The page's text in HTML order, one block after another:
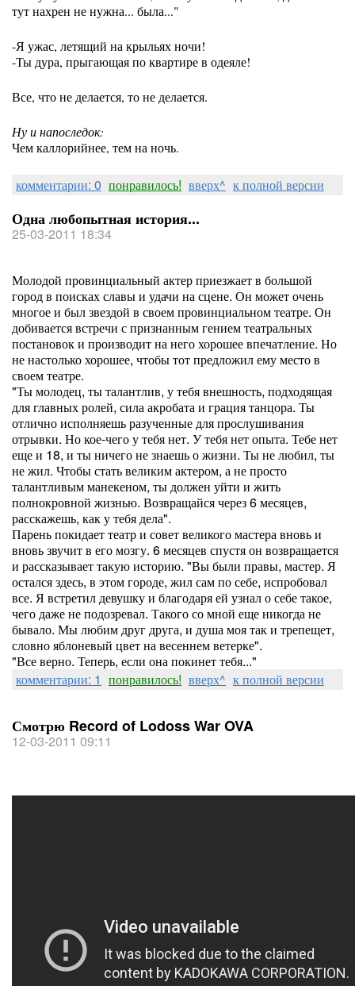
тут нахрен не нужна... была..."
-Я ужас, летящий на крыльях ночи!
-Ты дура, прыгающая по квартире в одеяле!
Все, что не делается, то не делается.
Ну и напоследок:
Чем каллорийнее, тем на ночь.
комментарии: 0 понравилось! вверх^ к полной версии
Одна любопытная история...
25-03-2011 18:34
Молодой провинциальный актер приезжает в большой
город в поисках славы и удачи на сцене. Он может очень
многое и был звездой в своем провинциальном театре. Он
добивается встречи с признанным гением театральных
постановок и производит на него хорошее впечатление. Но
не настолько хорошее, чтобы тот предложил ему место в
своем театре.
"Ты молодец, ты талантлив, у тебя внешность, подходящая
для главных ролей, сила акробата и грация танцора. Ты
отлично исполняешь разученные для прослушивания
отрывки. Но кое-чего у тебя нет. У тебя нет опыта. Тебе нет
еще и 18, и ты ничего не знаешь о жизни. Ты не любил, ты
не жил. Чтобы стать великим актером, а не просто
талантливым манекеном, ты должен уйти и жить
полнокровной жизнью. Возвращайся через 6 месяцев,
расскажешь, как у тебя дела".
Парень покидает театр и совет великого мастера вновь и
вновь звучит в его мозгу. 6 месяцев спустя он возвращается
и рассказывает такую историю. "Вы были правы, мастер. Я
остался здесь, в этом городе, жил сам по себе, испробовал
все. Я встретил девушку и благодаря ей узнал о себе такое,
чего даже не подозревал. Такого со мной еще никогда не
бывало. Мы любим друг друга, и душа моя так и трепещет,
словно яблоневый цвет на весеннем ветерке".
"Все верно. Теперь, если она покинет тебя..."
комментарии: 1 понравилось! вверх^ к полной версии
Смотрю Record of Lodoss War OVA
12-03-2011 09:11